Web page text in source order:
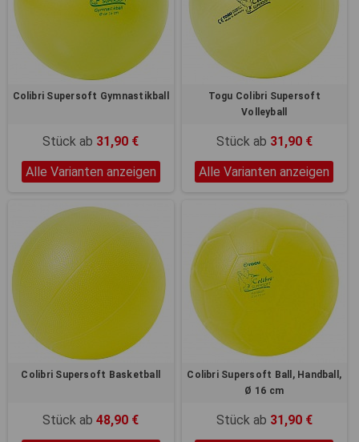
Registerkarten auf der linken
Seite alle Ihre Cookie-
Einstellungen anzupassen.
Colibri Supersoft Gymnastikball
Stück ab 31,90 €
Alle Varianten anzeigen
Togu Colibri Supersoft
Volleyball
Stück ab 31,90 €
Alle Varianten anzeigen
Colibri Supersoft Basketball
Stück ab 48,90 €
Colibri Supersoft Ball, Handball,
Ø 16 cm
Stück ab 31,90 €